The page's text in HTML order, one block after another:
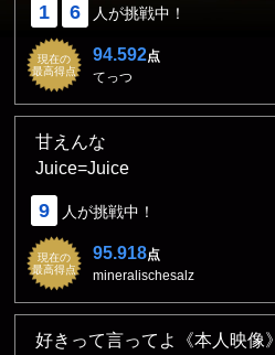
1 6 人が挑戦中！
現在の
最高得点
94.592点
てっつ
甘えんな
Juice=Juice
9 人が挑戦中！
現在の
最高得点
95.918点
mineralischesalz
好きって言ってよ《本人映像》